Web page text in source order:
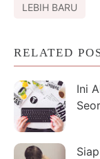
LEBIH BARU
RELATED
Ini